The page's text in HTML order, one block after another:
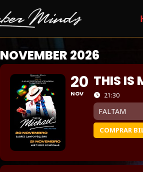
NOVEMBER 2026
20
NOV
THIS IS
21:30
FALTAM
COMPRAR